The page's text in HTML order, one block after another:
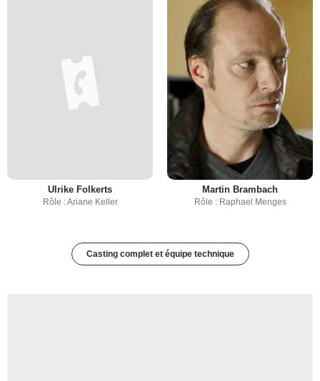
Ulrike Folkerts
Rôle : Ariane Keller
Martin Brambach
Rôle : Raphael Menges
Casting complet et équipe technique